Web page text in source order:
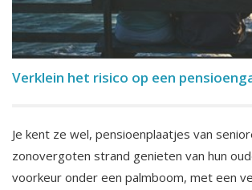
Verklein het risico op een
Je kent ze wel, pensioenplaatjes van
zonovergoten strand genieten van hun
voorkeur onder een palmboom, met een